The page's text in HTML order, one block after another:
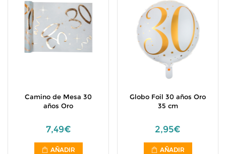
Camino de Mesa 30
años Oro
7,49€
AÑADIR
Globo Foil 30 años Oro
35 cm
2,95€
AÑADIR